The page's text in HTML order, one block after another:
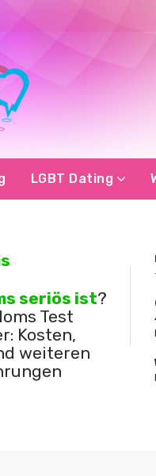
LGBT Dating
seriös ist?
Test
Kosten,
weiteren